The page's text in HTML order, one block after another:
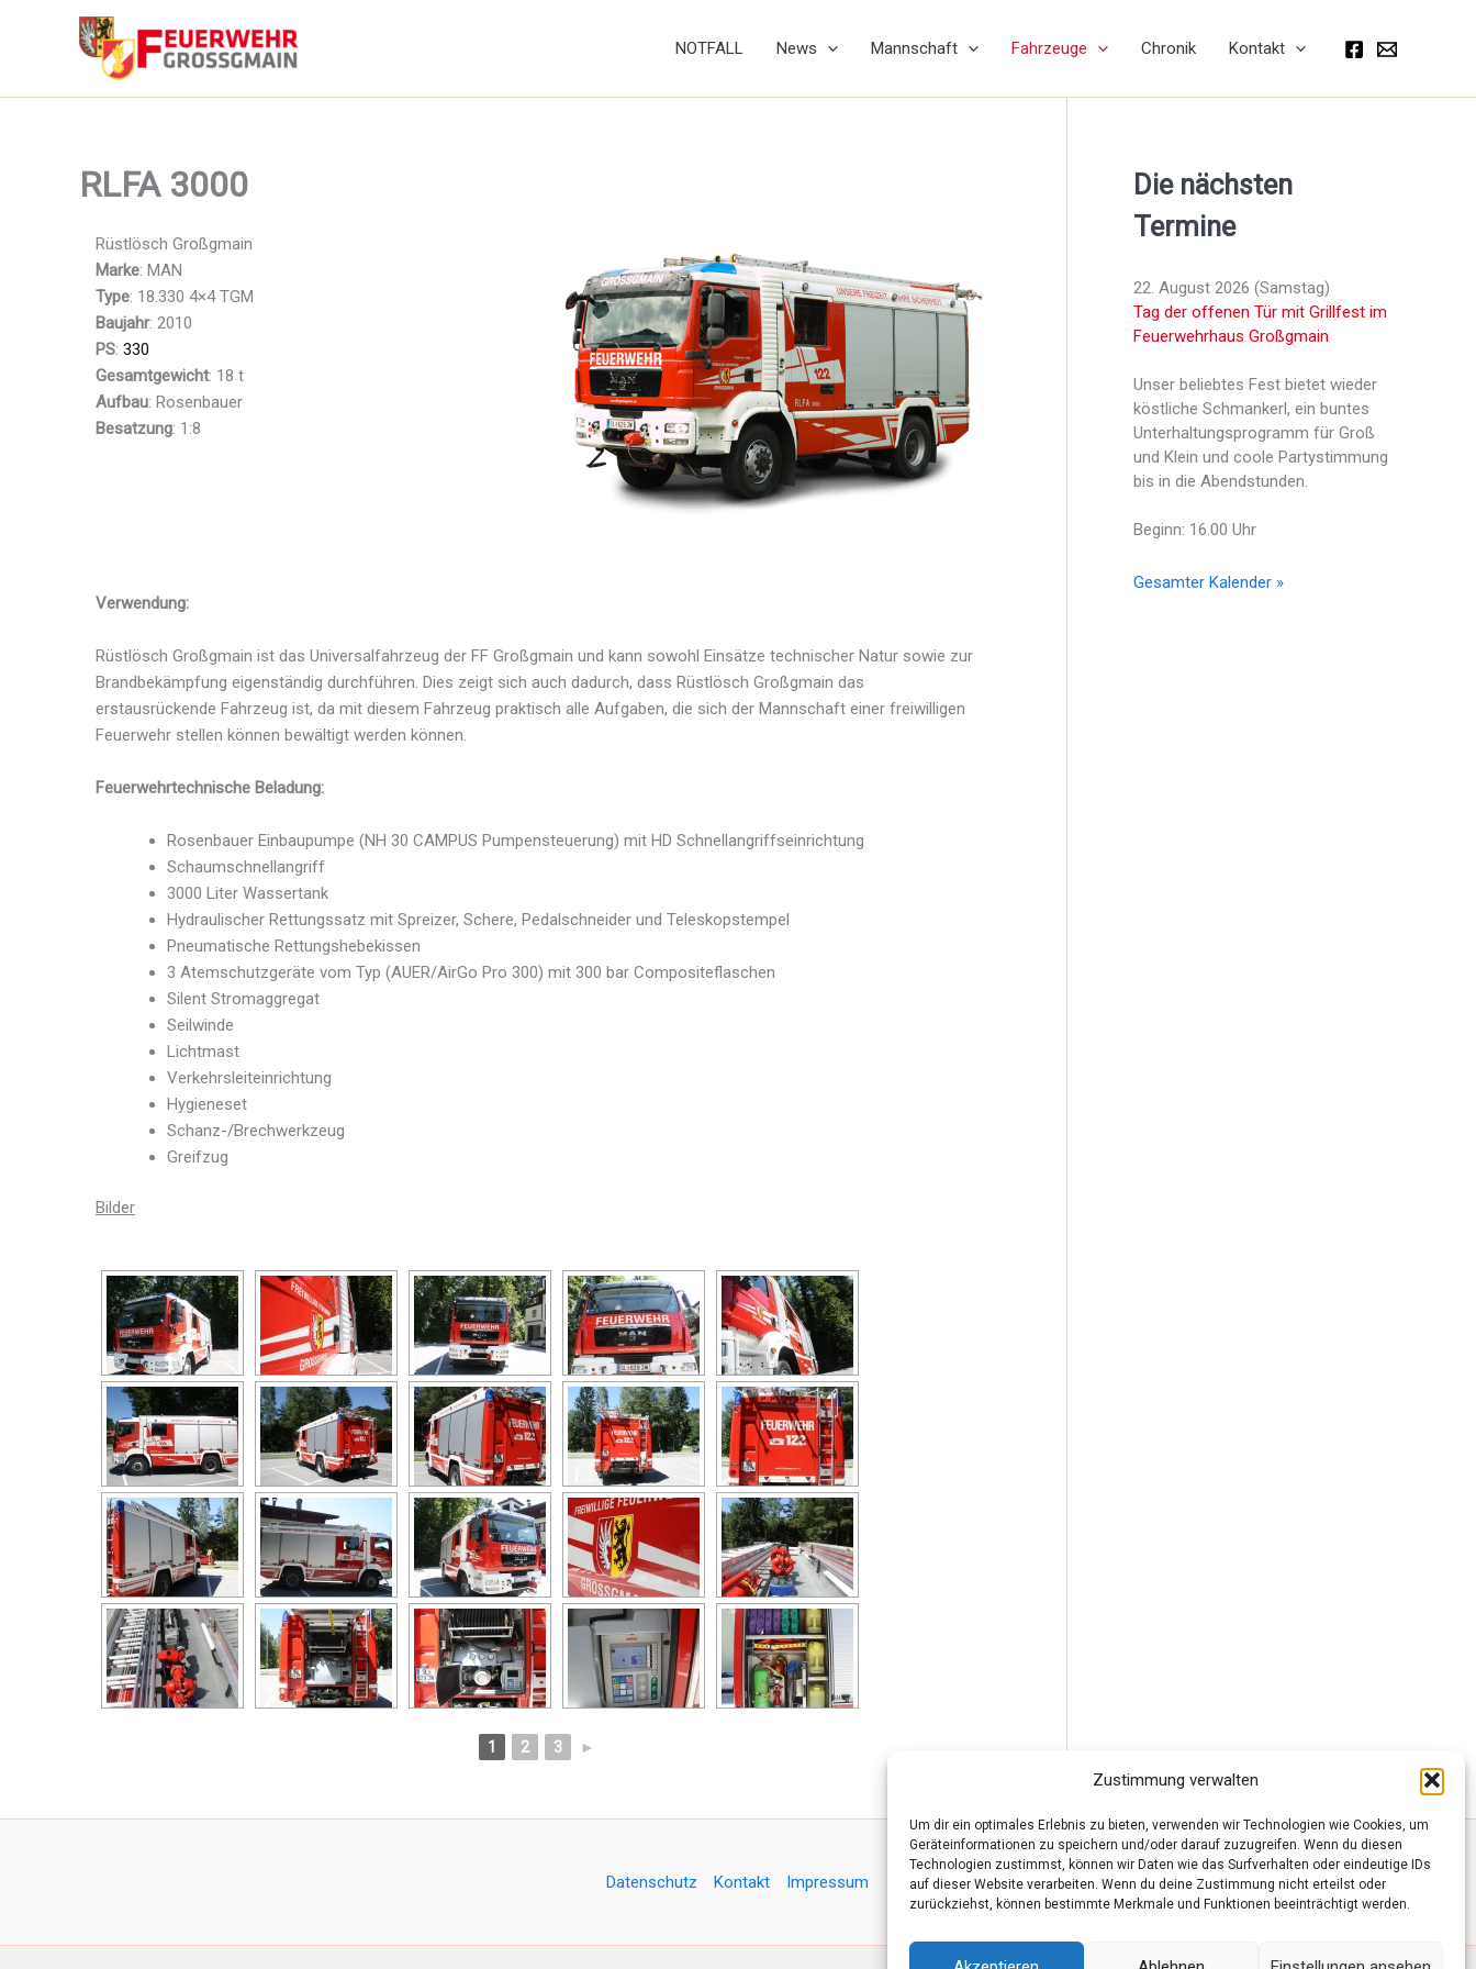
Zustimmung verwalten
Um dir ein optimales Erlebnis zu bieten, verwenden wir Technologien wie Cookies, um
Geräteinformationen zu speichern und/oder darauf zuzugreifen. Wenn du diesen
Technologien zustimmst, können wir Daten wie das Surfverhalten oder eindeutige IDs
auf dieser Website verarbeiten. Wenn du deine Zustimmung nicht erteilst oder
zurückziehst, können bestimmte Merkmale und Funktionen beeinträchtigt werden.
NOTFALL News Mannschaft Fahrzeuge Chronik Kontakt
RLFA 3000
Rüstlösch Großgmain
Marke: MAN
Type: 18.330 4×4 TGM
Baujahr: 2010
PS: 330
Gesamtgewicht: 18 t
Aufbau: Rosenbauer
Besatzung: 1:8
Verwendung:
Rüstlösch Großgmain ist das Universalfahrzeug der FF Großgmain und kann sowohl Einsätze technischer Natur sowie zur
Brandbekämpfung eigenständig durchführen. Dies zeigt sich auch dadurch, dass Rüstlösch Großgmain das
erstausrückende Fahrzeug ist, da mit diesem Fahrzeug praktisch alle Aufgaben, die sich der Mannschaft einer freiwilligen
Feuerwehr stellen können bewältigt werden können.
Feuerwehrtechnische Beladung:
Rosenbauer Einbaupumpe (NH 30 CAMPUS Pumpensteuerung) mit HD Schnellangriffseinrichtung
Schaumschnellangriff
3000 Liter Wassertank
Hydraulischer Rettungssatz mit Spreizer, Schere, Pedalschneider und Teleskopstempel
Pneumatische Rettungshebekissen
3 Atemschutzgeräte vom Typ (AUER/AirGo Pro 300) mit 300 bar Compositeflaschen
Silent Stromaggregat
Seilwinde
Lichtmast
Verkehrsleiteinrichtung
Hygieneset
Schanz-/Brechwerkzeug
Greifzug
Bilder
1 2 3 ►
Die nächsten
Termine
22. August 2026 (Samstag)
Tag der offenen Tür mit Grillfest im
Feuer­wehr­haus Großgmain
Unser beliebtes Fest bietet wieder
köstliche Schmankerl, ein buntes
Unter­haltungs­programm für Groß
und Klein und coole Party­stimmung
bis in die Abend­stunden.
Beginn: 16.00 Uhr
Gesamter Kalender »
Datenschutz Kontakt Impressum